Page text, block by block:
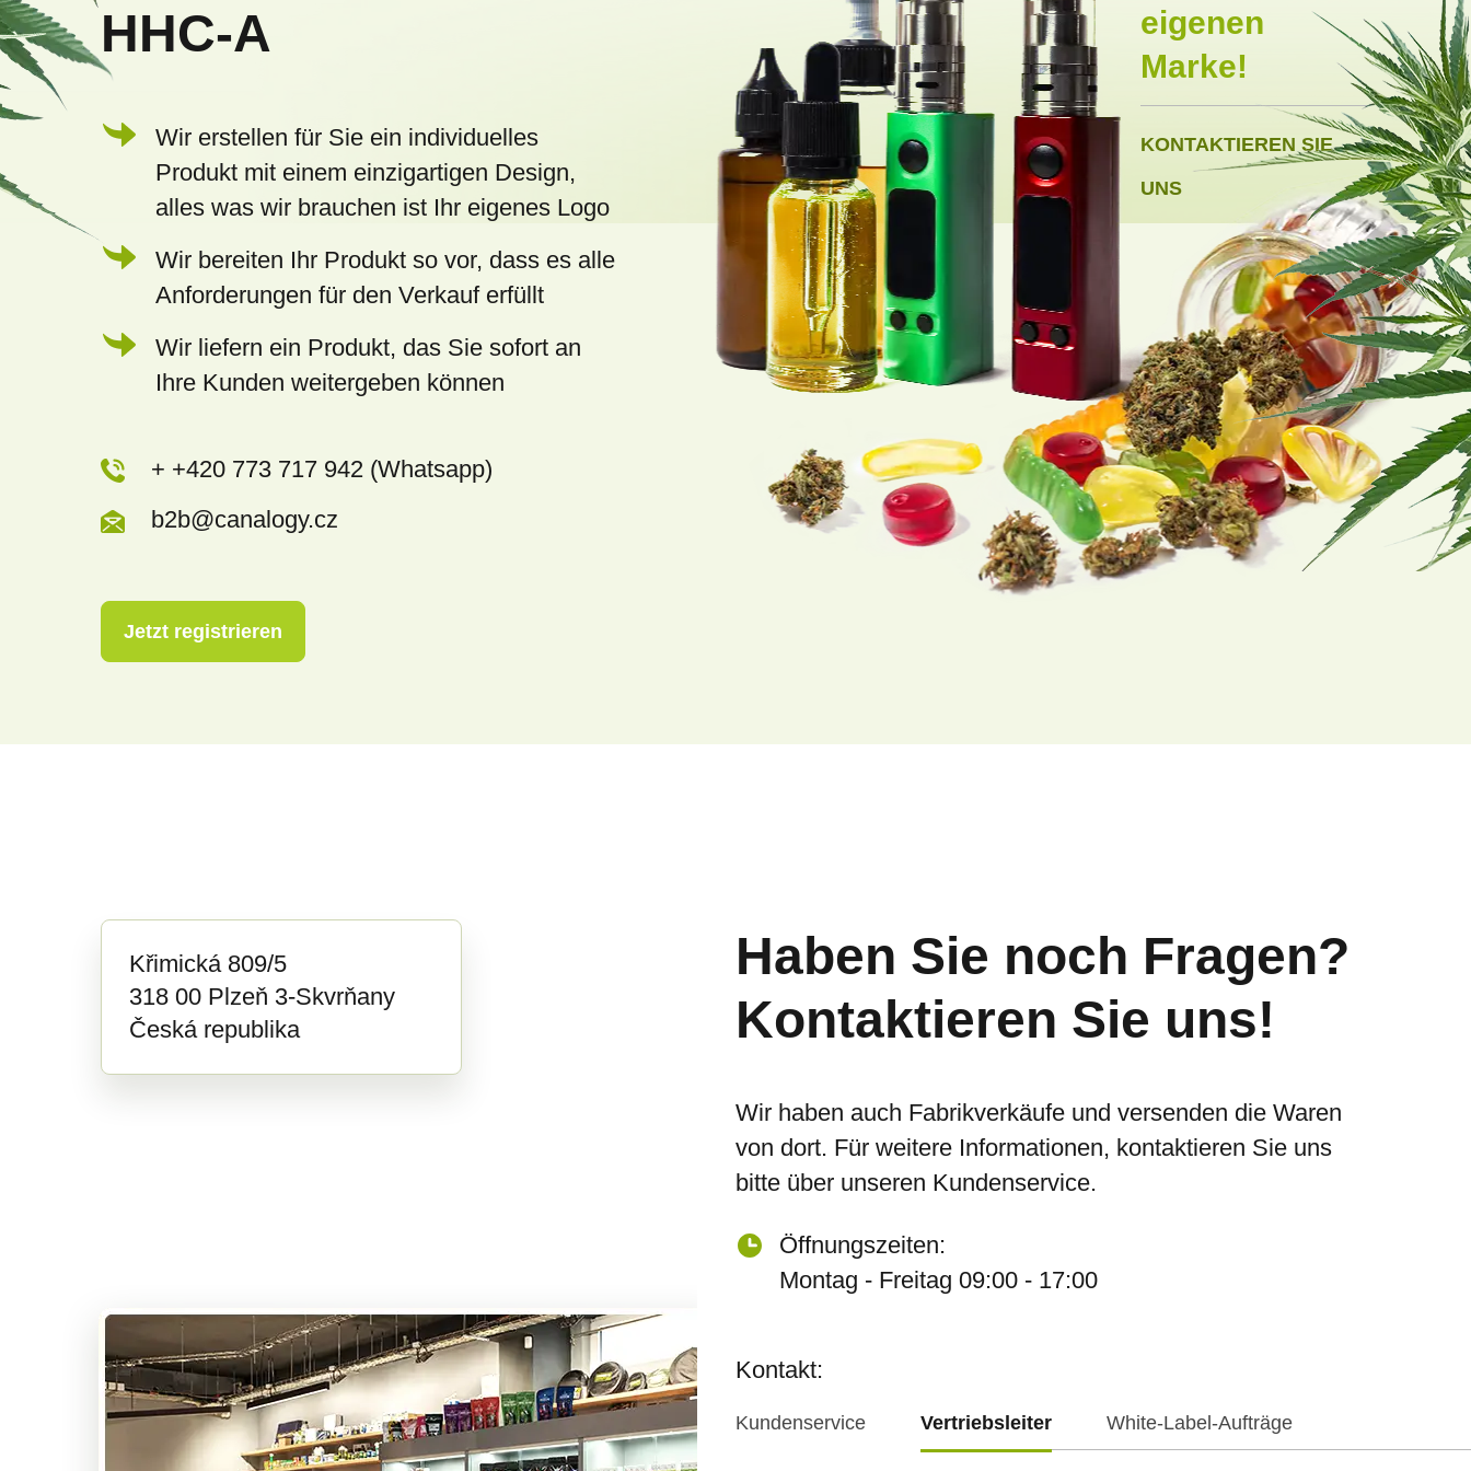
e
r
L
i
s
e
i
l
HHC-A
Wir erstellen für Sie ein individuelles
Produkt mit einem einzigartigen Design,
alles was wir brauchen ist Ihr eigenes Logo
Wir bereiten Ihr Produkt so vor, dass es alle
Anforderungen für den Verkauf erfüllt
Wir liefern ein Produkt, das Sie sofort an
Ihre Kunden weitergeben können
+ +420 773 717 942 (Whatsapp)
b2b@canalogy.cz
Jetzt registrieren
eigenen
Marke!
KONTAKTIEREN SIE
UNS
Křimická 809/5
318 00 Plzeň 3-Skvrňany
Česká republika
Haben Sie noch Fragen?
Kontaktieren Sie uns!
Wir haben auch Fabrikverkäufe und versenden die Waren
von dort. Für weitere Informationen, kontaktieren Sie uns
bitte über unseren Kundenservice.
Öffnungszeiten:
Montag - Freitag 09:00 - 17:00
Kontakt:
Kundenservice Vertriebsleiter White-Label-Aufträge